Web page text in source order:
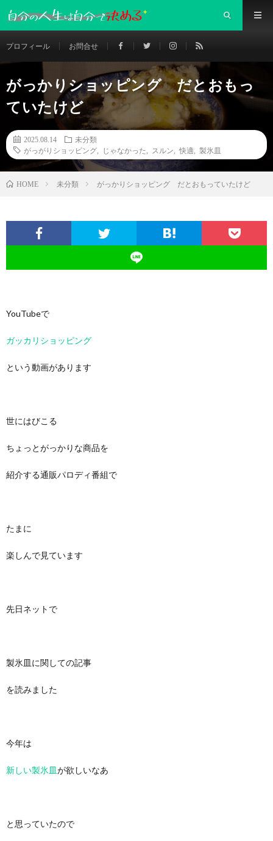
プロフィール お問合せ
がっかりショッピング だとおもっ
ていたけど
2025.08.14
未分類
がっがりショッピング
じゃなかった スルン 快適 製氷皿
HOME 未分類 がっかりショッピング だとおもっていたけど
YouTubeで
ガッカリショッピング
という動画があります
世にはびこる
ちょっとがっかりな商品を
紹介する通販パロディ番組で
たまに
楽しんで見ています
先日ネットで
製氷皿に関しての記事
を読みました
今年は
新しい製氷皿が欲しいなあ
と思っていたので